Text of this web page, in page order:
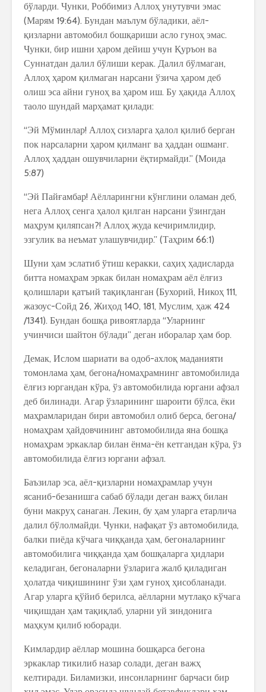
бўларди. Чунки, Роббимиз Аллоҳ унутувчи эмас
(Марям 19:64). Бундан маълум бўладики, аёл-
қизларни автомобил бошқариши асло гуноҳ эмас.
Чунки, бир ишни ҳаром дейиш учун Қуръон ва
Суннатдан далил бўлиши керак. Далил бўлмаган,
Аллоҳ ҳаром қилмаган нарсани ўзича ҳаром деб
олиш эса айни гуноҳ ва ҳаром иш. Бу ҳақида Аллоҳ
таоло шундай марҳамат қилади:
“Эй Мўминлар! Аллоҳ сизларга ҳалол қилиб берган
пок нарсаларни ҳаром қилманг ва ҳаддан ошманг.
Аллоҳ ҳаддан ошувчиларни ёқтирмайди.” (Моида
5:87)
“Эй Пайғамбар! Аёлларингни кўнглини оламан деб,
нега Аллоҳ сенга ҳалол қилган нарсани ўзингдан
маҳрум қиляпсан?! Аллоҳ жуда кечиримлидир,
эзгулик ва неъмат улашувчидир.” (Таҳрим 66:1)
Шуни ҳам эслатиб ўтиш керакки, саҳиҳ ҳадисларда
битта номаҳрам эркак билан номаҳрам аёл ёлғиз
қолишлари қатъий тақиқланган (Бухорий, Никоҳ 111,
жазоус-Сойд 26, Жиҳод 140, 181, Муслим, ҳаж 424
/1341). Бундан бошқа ривоятларда “Уларнинг
учинчиси шайтон бўлади” деган иборалар ҳам бор.
Демак, Ислом шариати ва одоб-ахлоқ маданияти
томонлама ҳам, бегона/номаҳрамнинг автомобилида
ёлғиз юргандан кўра, ўз автомобилида юргани афзал
деб билинади. Агар ўзларининг шароити бўлса, ёки
маҳрамларидан бири автомобил олиб берса, бегона/
номаҳрам ҳайдовчининг автомобилида яна бошқа
номаҳрам эркаклар билан ёнма-ён кетгандан кўра, ўз
автомобилида ёлғиз юргани афзал.
Баъзилар эса, аёл-қизларни номаҳрамлар учун
ясаниб-безанишга сабаб бўлади деган важҳ билан
буни макруҳ санаган. Лекин, бу ҳам уларга етарлича
далил бўлолмайди. Чунки, нафақат ўз автомобилида,
балки пиёда кўчага чиққанда ҳам, бегоналарнинг
автомобилига чиққанда ҳам бошқаларга ҳидлари
келадиган, бегоналарни ўзларига жалб қиладиган
ҳолатда чиқишининг ўзи ҳам гуноҳ ҳисобланади.
Агар уларга қўйиб берилса, аёлларни мутлақо кўчага
чиқишдан ҳам тақиқлаб, уларни уй зиндонига
маҳкум қилиб юборади.
Кимлардир аёллар мошина бошқарса бегона
эркаклар тикилиб назар солади, деган важҳ
келтиради. Биламизки, инсонларнинг барчаси бир